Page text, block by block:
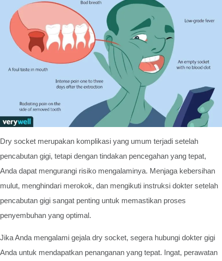
Dry socket merupakan komplikasi yang umum terjadi setelah
pencabutan gigi, tetapi dengan tindakan pencegahan yang tepat,
Anda dapat mengurangi risiko mengalaminya. Menjaga kebersihan
mulut, menghindari merokok, dan mengikuti instruksi dokter setelah
pencabutan gigi sangat penting untuk memastikan proses
penyembuhan yang optimal.
Jika Anda mengalami gejala dry socket, segera hubungi dokter gigi
Anda untuk mendapatkan penanganan yang tepat. Ingat, perawatan